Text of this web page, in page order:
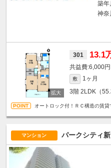
築年
神奈
301 13.1
6,000円
敷 1ヶ月
3階 2LDK（
オートロック付！ＲＣ構造の賃
マンション パークシティ